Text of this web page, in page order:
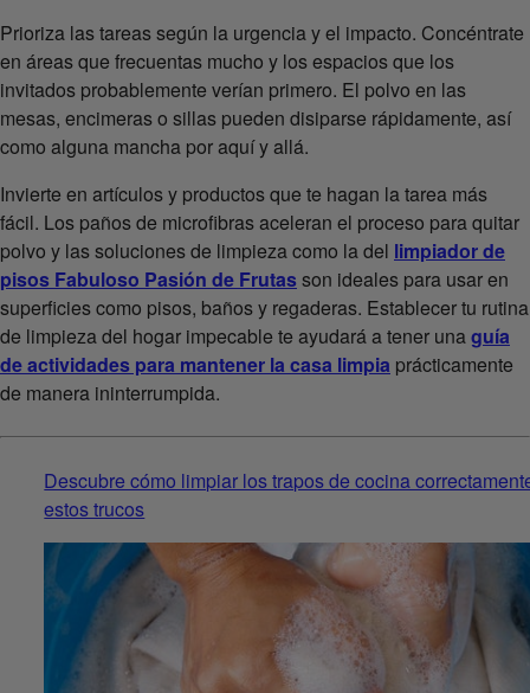
Prioriza las tareas según la urgencia y el impacto. Concéntrate
en áreas que frecuentas mucho y los espacios que los
invitados probablemente verían primero. El polvo en las
mesas, encimeras o sillas pueden disiparse rápidamente, así
como alguna mancha por aquí y allá.
Invierte en artículos y productos que te hagan la tarea más
fácil. Los paños de microfibras aceleran el proceso para quitar
polvo y las soluciones de limpieza como la del limpiador de
pisos Fabuloso Pasión de Frutasson ideales para usar en
superficies como pisos, baños y regaderas. Establecer tu rutina
de limpieza del hogar impecable te ayudará a tener una guía
de actividades para mantener la casa limpia prácticamente
de manera ininterrumpida.
Descubre cómo limpiar los trapos de cocina
estos trucos